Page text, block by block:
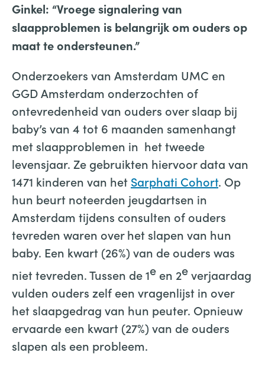
Ginkel: “Vroege signalering van
slaapproblemen is belangrijk om ouders op
maat te ondersteunen.”
Onderzoekers van Amsterdam UMC en
GGD Amsterdam onderzochten of
ontevredenheid van ouders over slaap bij
baby’s van 4 tot 6 maanden samenhangt
met slaapproblemen in het tweede
levensjaar. Ze gebruikten hiervoor data van
1471 kinderen van het Sarphati Cohort. Op
hun beurt noteerden jeugdartsen in
Amsterdam tijdens consulten of ouders
tevreden waren over het slapen van hun
baby. Een kwart (26%) van de ouders was
niet tevreden. Tussen de 1e en 2everjaardag
vulden ouders zelf een vragenlijst in over
het slaapgedrag van hun peuter. Opnieuw
ervaarde een kwart (27%) van de ouders
slapen als een probleem.